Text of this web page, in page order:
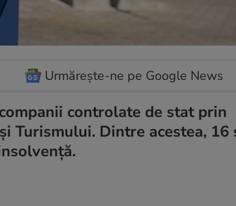
Urmărește-ne pe Google News
controlate de stat prin
Turismului. Dintre acestea, 16